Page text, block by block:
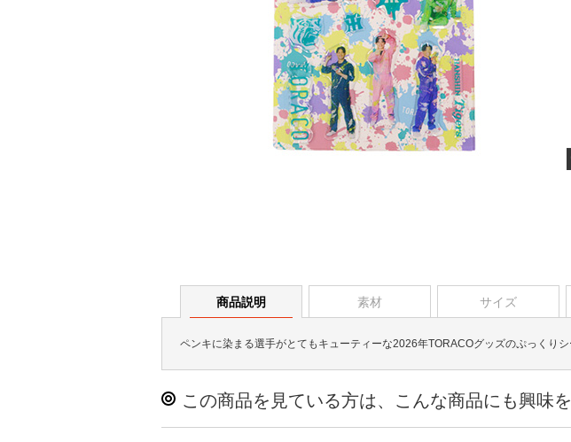
商品説明 素材 サイズ
ペンキに染まる選手がとてもキューティーな2026年TORACOグッズのぷっくりシ
この商品を見ている方は、こんな商品にも興味を